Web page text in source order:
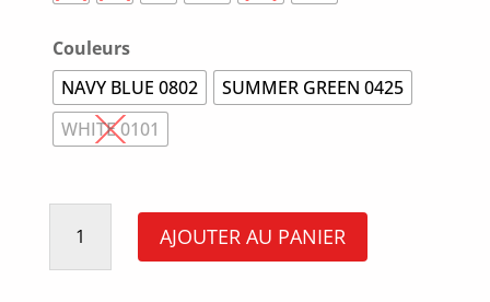
Couleurs
NAVY BLUE 0802
SUMMER GREEN 0425
WHITE 0101
quantité
Polo AJOUTER AU PANIER